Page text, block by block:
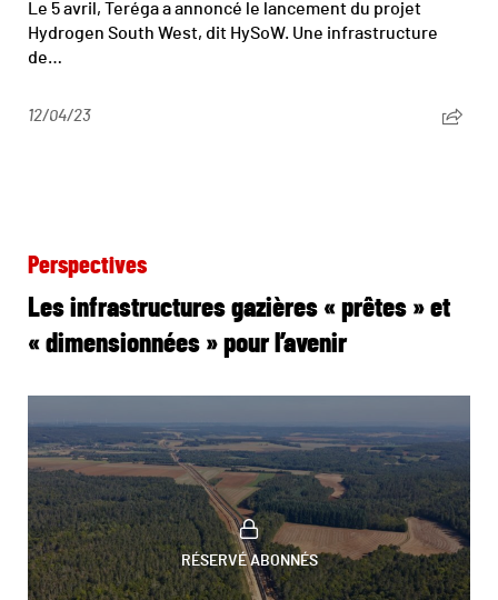
Le 5 avril, Teréga a annoncé le lancement du projet
Hydrogen South West, dit HySoW. Une infrastructure
de…
12/04/23
Perspectives
Les infrastructures gazières « prêtes » et
« dimensionnées » pour l’avenir
RÉSERVÉ ABONNÉS